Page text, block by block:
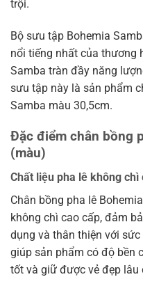
trội.
Bộ sưu tập Bohemia
nổi tiếng nhất của thương
Samba tràn đầy năng
sưu tập này là sản phẩm
Samba màu 30,5cm.
Đặc điểm chân bồng
(màu)
Chất liệu pha lê không
Chân bồng pha lê
không chì cao cấp, đảm
dụng và thân thiện với
giúp sản phẩm có độ bền
tốt và giữ được vẻ đẹp lâu